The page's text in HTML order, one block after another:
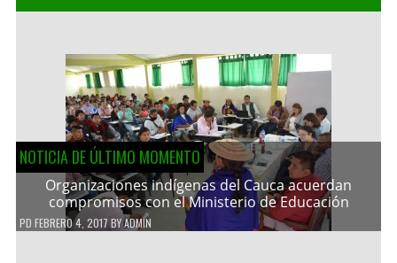
NOTICIA DE ÚLTIMO MOMENTO
Organizaciones indígenas del Cauca acuerdan
compromisos con el Ministerio de Educación
PD FEBRERO 4, 2017 BYADMIN